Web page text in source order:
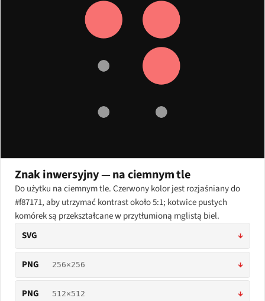
Znak inwersyjny — na ciemnym tle
Do użytku na ciemnym tle. Czerwony kolor jest rozjaśniany do
#f87171, aby utrzymać kontrast około 5:1; kotwice pustych
komórek są przekształcane w przytłumioną mglistą biel.
SVG
↓
PNG 256×256 ↓
PNG 512×512 ↓